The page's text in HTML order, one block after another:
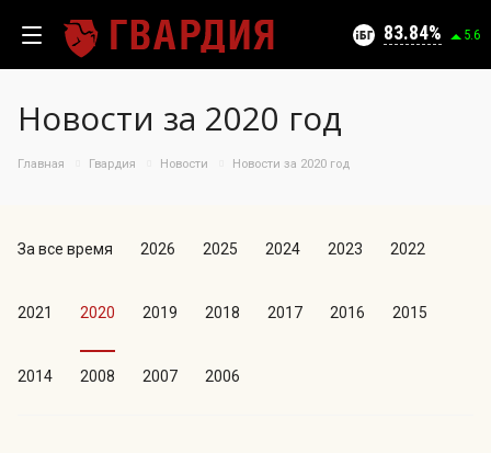
83.84 5.6
75
85
100
Новости за 2020 год
Главная Гвардия Новости Новости за 2020 год
За все время 2026 2025 2024 2023 2022
2021 2020 2019 2018 2017 2016 2015
2014 2008 2007 2006